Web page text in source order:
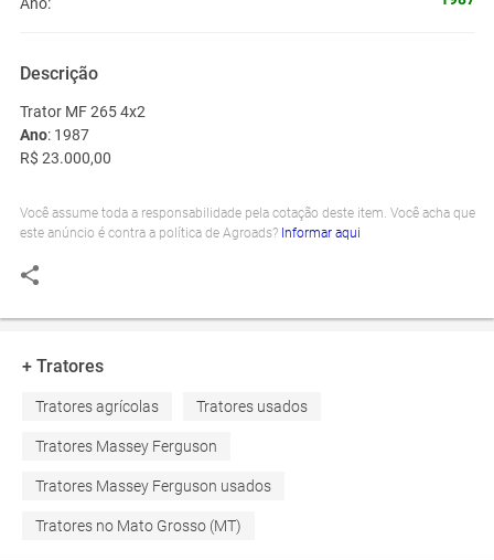
Ano:
Descrição
Trator MF 265 4x2
Ano: 1987
R$ 23.000,00
Você assume toda a responsabilidade pela cotação deste item. Você acha que
este anúncio é contra a política de Agroads? Informar aqui
+ Tratores
Tratores agrícolas Tratores usados
Tratores Massey Ferguson
Tratores Massey Ferguson usados
Tratores no Mato Grosso (MT)